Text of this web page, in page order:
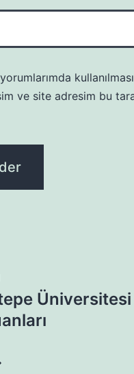
ve site adresim bu
Üniversitesi